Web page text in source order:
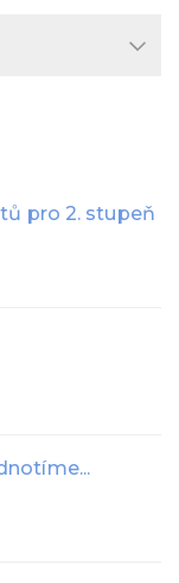
pro 2. stupeň